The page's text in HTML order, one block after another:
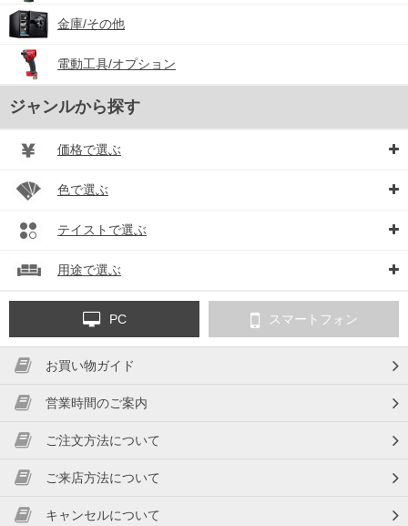
金庫/その他
電動工具/オプション
ジャンルから探す
価格で選ぶ
色で選ぶ
テイストで選ぶ
用途で選ぶ
PC スマートフォン
お買い物ガイド
営業時間のご案内
ご注文方法について
ご来店方法について
キャンセルについて